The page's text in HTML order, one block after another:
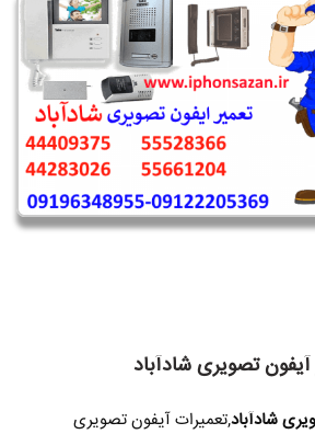
آیفون تصویری شادآباد
شادآباد,تعمیرات آیفون تصویری